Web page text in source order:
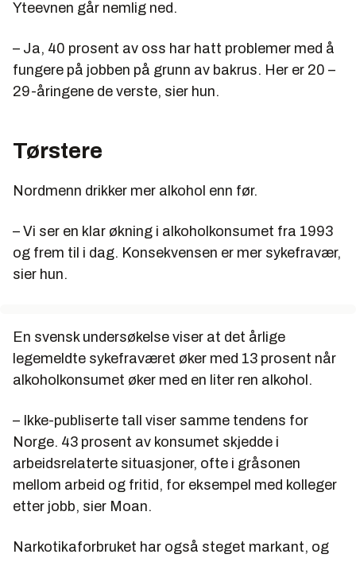
Yteevnen går nemlig ned.
– Ja, 40 prosent av oss har hatt problemer med å
fungere på jobben på grunn av bakrus. Her er 20 –
29-åringene de verste, sier hun.
Tørstere
Nordmenn drikker mer alkohol enn før.
– Vi ser en klar økning i alkoholkonsumet fra 1993
og frem til i dag. Konsekvensen er mer sykefravær,
sier hun.
En svensk undersøkelse viser at det årlige
legemeldte sykefraværet øker med 13 prosent når
alkoholkonsumet øker med en liter ren alkohol.
– Ikke-publiserte tall viser samme tendens for
Norge. 43 prosent av konsumet skjedde i
arbeidsrelaterte situasjoner, ofte i gråsonen
mellom arbeid og fritid, for eksempel med kolleger
etter jobb, sier Moan.
Narkotikaforbruket har også steget markant, og